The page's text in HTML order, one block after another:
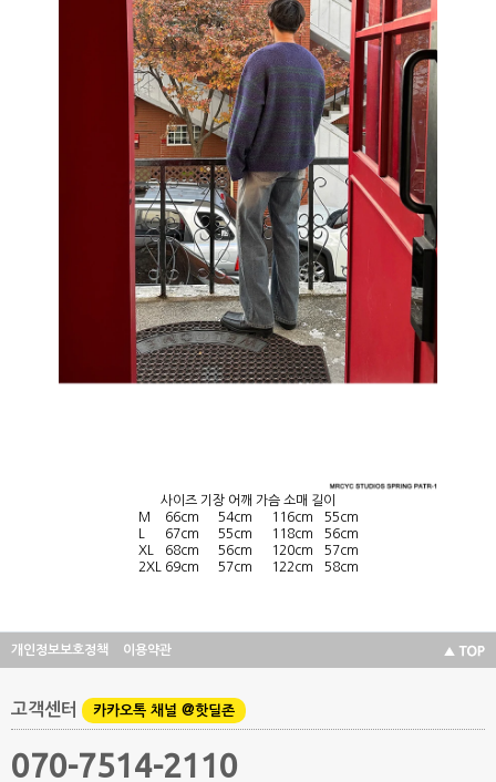
사이즈 기장 어깨 가슴 소매 길이
M
66cm 54cm 116cm
55cm
67cm 55cm 118cm
56cm
XL
68cm 56cm 120cm
57cm
2XL
69cm 57cm 122cm 58cm
개인정보보호정책 이용약관
고객센터 카카오톡 채널 @핫딜존
070-7514-2110